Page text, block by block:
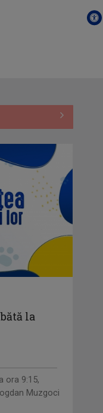
la
ora 9:15,
Muzgoci